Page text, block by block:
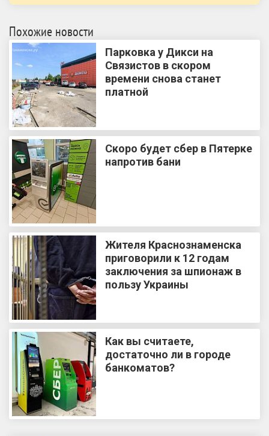
Похожие новости
Парковка у Дикси на
Связистов в скором
времени снова станет
платной
Скоро будет сбер в Пятерке
напротив бани
Жителя Краснознаменска
приговорили к 12 годам
заключения за шпионаж в
пользу Украины
Как вы считаете,
достаточно ли в городе
банкоматов?